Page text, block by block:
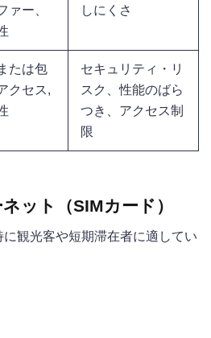
ァー、
しにくさ
たは包
クセス,
セキュリティ・リ
スク、性能のばら
つき、アクセス制
限
ット（SIMカード）
観光客や短期滞在者に適してい